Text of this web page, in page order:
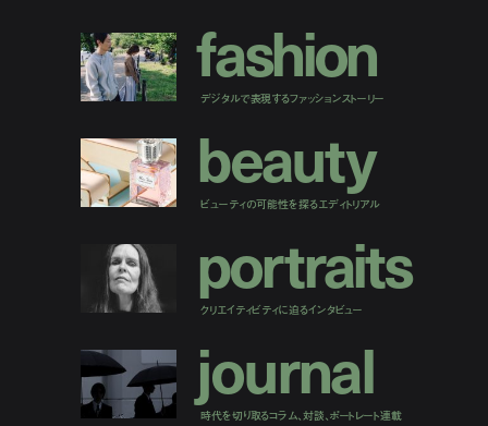
fashion
デジタルで表現するファッションストーリー
beauty
ビューティの可能性を探るエディトリアル
portraits
クリエイティビティに迫るインタビュー
journal
時代を切り取るコラム、対談、ポートレート連載